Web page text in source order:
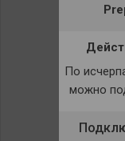
По
можно